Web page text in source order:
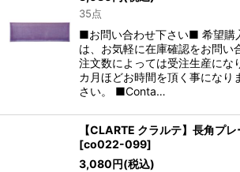
35点
■お問い合わせ下さい■ 希望購
は、お気軽に在庫確認をお問い
注文数によっては受注生産にな
カ月ほどお時間を頂く事になり
さい。 ■Conta…
【CLARTE クラルテ】長角プ
[co022-099]
3,080円(税込)